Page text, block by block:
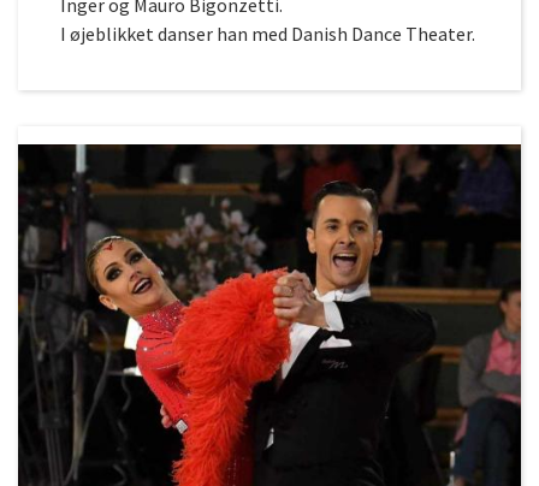
Inger og Mauro Bigonzetti.
I øjeblikket danser han med Danish Dance Theater.